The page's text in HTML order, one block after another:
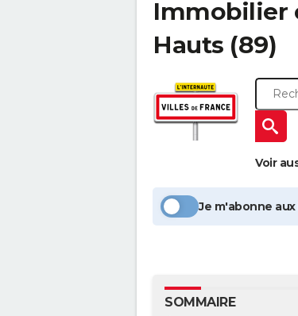
Immobilier
Hauts (89)
Voir
Je m'abonne
SOMMAIRE